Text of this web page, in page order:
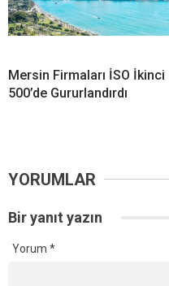
Mersin Firmaları İSO İkinci
500’de Gururlandırdı
YORUMLAR
Bir yanıt yazın
Yorum *